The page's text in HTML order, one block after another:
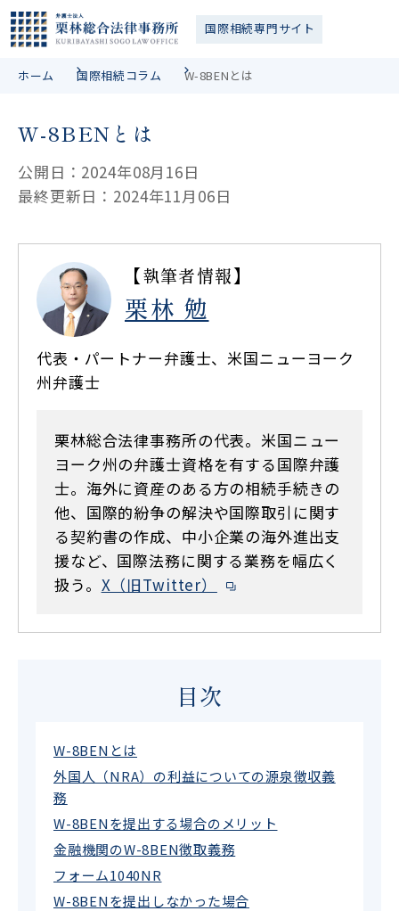
国際相続専門サイト
ホーム 国際相続コラム W-8BENとは
W-8BENとは
公開日：2024年08月16日
最終更新日：2024年11月06日
【執筆者情報】
栗林 勉
代表・パートナー弁護士、米国ニューヨーク
州弁護士
栗林総合法律事務所の代表。米国ニュー
ヨーク州の弁護士資格を有する国際弁護
士。海外に資産のある方の相続手続きの
他、国際的紛争の解決や国際取引に関す
る契約書の作成、中小企業の海外進出支
援など、国際法務に関する業務を幅広く
扱う。 X（旧Twitter）
目次
W-8BENとは
外国人（NRA）の利益についての源泉徴収義
務
W-8BENを提出する場合のメリット
金融機関のW-8BEN徴取義務
フォーム1040NR
W-8BENを提出しなかった場合